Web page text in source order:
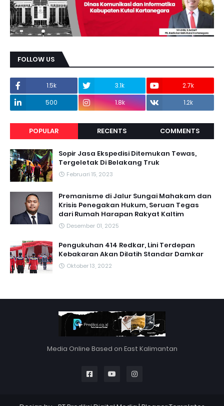
FOLLOW US
1.5k 3.1k
2.7k
500
1.8k 1.2k
POPULAR RECENTS COMMENTS
Sopir Jasa Ekspedisi Ditemukan Tewas,
Tergeletak Di Belakang Truk
Februari 15, 2023
Premanisme di Jalur Sungai Mahakam dan
Krisis Penegakan Hukum, Seruan Tegas
dari Rumah Harapan Rakyat Kaltim
Desember 01, 2025
Pengukuhan 414 Redkar, Lini Terdepan
Kebakaran Akan Dilatih Standar Damkar
Oktober 13, 2022
Media Online Based on East Kalimantan